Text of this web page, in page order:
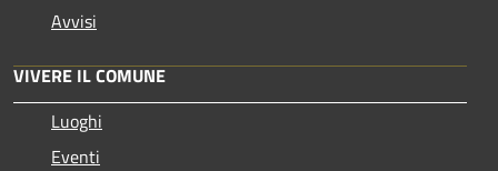
Avvisi
VIVERE IL COMUNE
Luoghi
Eventi